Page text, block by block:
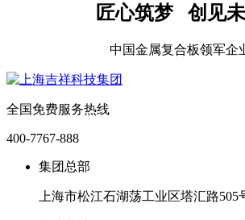
匠心筑梦 创见
中国金属复合板领军企
全国免费服务热线
400-7767-888
集团总部
上海市松江石湖荡工业区塔汇路505